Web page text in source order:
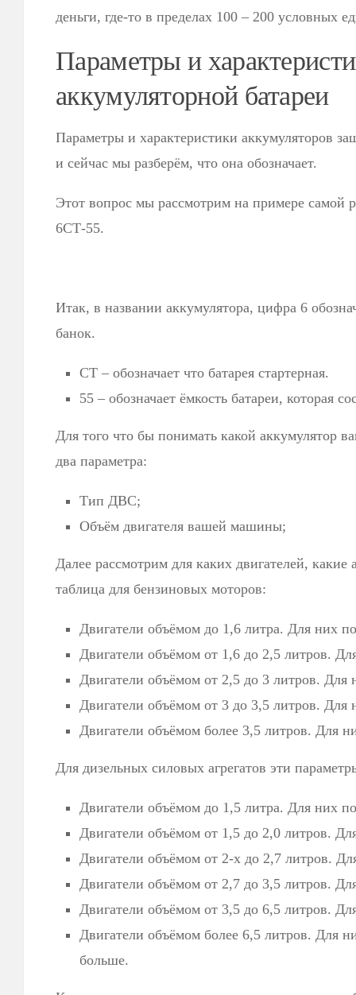
деньги, где-то в пределах 100 – 200 условных
Параметры и
аккумуляторной батареи
Параметры и характеристики аккумуляторов
и сейчас мы разберём, что она обозначает.
Этот вопрос мы рассмотрим на примере самой
6СТ-55.
Итак, в названии аккумулятора, цифра 6
банок.
СТ – обозначает что батарея стартерная.
55 – обозначает ёмкость батареи, которая
Для того что бы понимать какой аккумулятор
два параметра:
Тип ДВС;
Объём двигателя вашей машины;
Далее рассмотрим для каких двигателей, какие
таблица для бензиновых моторов:
Двигатели объёмом до 1,6 литра. Для них
Двигатели объёмом от 1,6 до 2,5 литров.
Двигатели объёмом от 2,5 до 3 литров. Для
Двигатели объёмом от 3 до 3,5 литров. Для
Двигатели объёмом более 3,5 литров. Для
Для дизельных силовых агрегатов эти
Двигатели объёмом до 1,5 литра. Для них
Двигатели объёмом от 1,5 до 2,0 литров.
Двигатели объёмом от 2-х до 2,7 литров.
Двигатели объёмом от 2,7 до 3,5 литров.
Двигатели объёмом от 3,5 до 6,5 литров.
Двигатели объёмом более 6,5 литров. Для
больше.